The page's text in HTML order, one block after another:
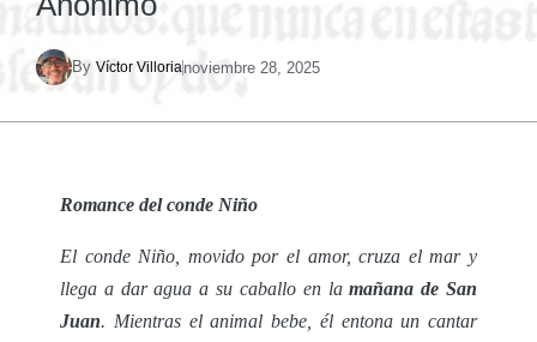
By Víctor Villorianoviembre 28, 2025
Romance del conde Niño
El conde Niño, movido por el amor, cruza el mar y
llega a dar agua a su caballo en lamañana de San
Juan. Mientras el animal bebe, él entona un cantar